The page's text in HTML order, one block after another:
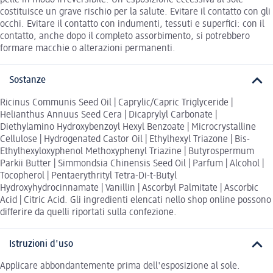
costituisce un grave rischio per la salute. Evitare il contatto con gli
occhi. Evitare il contatto con indumenti, tessuti e superfici: con il
contatto, anche dopo il completo assorbimento, si potrebbero
formare macchie o alterazioni permanenti.
Sostanze
Ricinus Communis Seed Oil | Caprylic/Capric Triglyceride |
Helianthus Annuus Seed Cera | Dicaprylyl Carbonate |
Diethylamino Hydroxybenzoyl Hexyl Benzoate | Microcrystalline
Cellulose | Hydrogenated Castor Oil | Ethylhexyl Triazone | Bis-
Ethylhexyloxyphenol Methoxyphenyl Triazine | Butyrospermum
Parkii Butter | Simmondsia Chinensis Seed Oil | Parfum | Alcohol |
Tocopherol | Pentaerythrityl Tetra-Di-t-Butyl
Hydroxyhydrocinnamate | Vanillin | Ascorbyl Palmitate | Ascorbic
Acid | Citric Acid. Gli ingredienti elencati nello shop online possono
differire da quelli riportati sulla confezione.
Istruzioni d'uso
Applicare abbondantemente prima dell'esposizione al sole.